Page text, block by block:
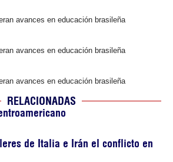
avances en educación brasileña
avances en educación brasileña
avances en educación brasileña
RELACIONADAS
de Italia e Irán el conflicto en